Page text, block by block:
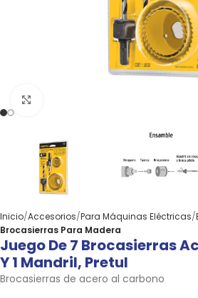
Inicio Accesorios Para Máquinas Eléctricas
Brocasierras Para Madera
Juego De 7 Brocasierras
Y 1 Mandril, Pretul
Brocasierras de acero al carbono